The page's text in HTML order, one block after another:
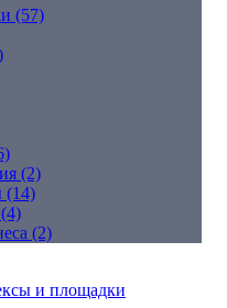
(57)
(2)
(14)
(2)
и площадки